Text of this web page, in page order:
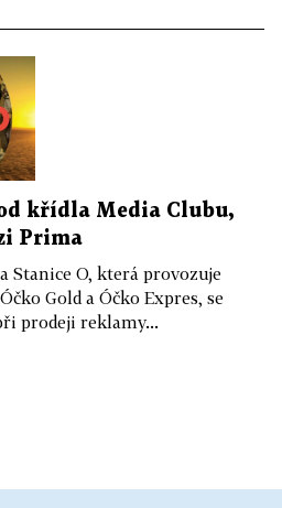
křídla Media Clubu,
Prima
Stanice O, která provozuje
Gold a Óčko Expres, se
prodeji reklamy...